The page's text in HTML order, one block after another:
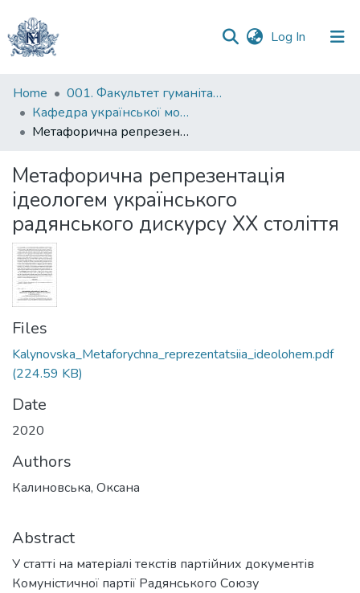
Log In (current)
Communities
&
Collections
Statistics
Home
001. Факультет гуманітарних наук
Кафедра української мови
Метафорична репрезентація ідеологем українського радянського дискурсу ХХ століття
Метафорична репрезентація
ідеологем українського
радянського дискурсу ХХ століття
Files
Kalynovska_Metaforychna_reprezentatsiia_ideolohem.pdf
(224.59 KB)
Date
2020
Authors
Калиновська, Оксана
Abstract
У статті на матеріалі текстів партійних документів
Комуністичної партії Радянського Союзу